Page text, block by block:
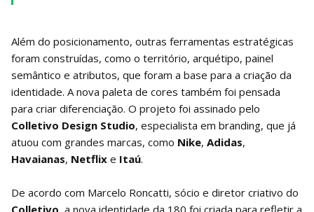
Além do posicionamento, outras ferramentas estratégicas
foram construídas, como o território, arquétipo, painel
semântico e atributos, que foram a base para a criação da
identidade. A nova paleta de cores também foi pensada
para criar diferenciação. O projeto foi assinado pelo
Colletivo Design Studio, especialista em branding, que já
atuou com grandes marcas, como Nike, Adidas,
Havaianas, Netflix e Itaú.
De acordo com Marcelo Roncatti, sócio e diretor criativo do